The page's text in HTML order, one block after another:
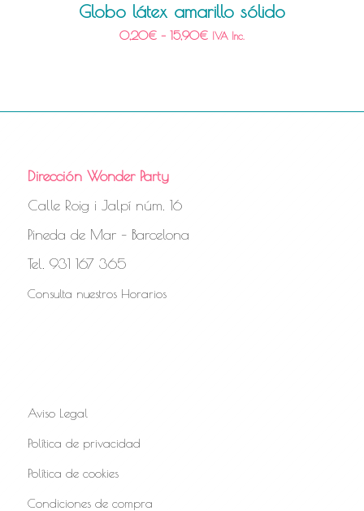
Globo látex amarillo sólido
0,20€– 15,90€ IVA Inc.
Dirección Wonder Party
Calle Roig i Jalpí núm. 16
Pineda de Mar – Barcelona
Tel. 931 167 365
Consulta nuestros Horarios
Aviso Legal
Política de privacidad
Política de cookies
Condiciones de compra